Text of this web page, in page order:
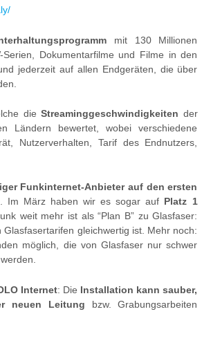
mit 130 Millionen
Dokumentarfilme und Filme in den
jederzeit auf allen Endgeräten, die über
dieStreaminggeschwindigkeiten der
Ländern bewertet, wobei verschiedene
Nutzerverhalten, Tarif des Endnutzers,
Funkinternet-Anbieter auf den ersten
Im März haben wir es sogar auf Platz 1
weit mehr ist als “Plan B” zu Glasfaser:
gleichwertig ist. Mehr noch:
möglich, die von Glasfaser nur schwer
Internet: Die Installation kann sauber,
neuen Leitung bzw. Grabungsarbeiten